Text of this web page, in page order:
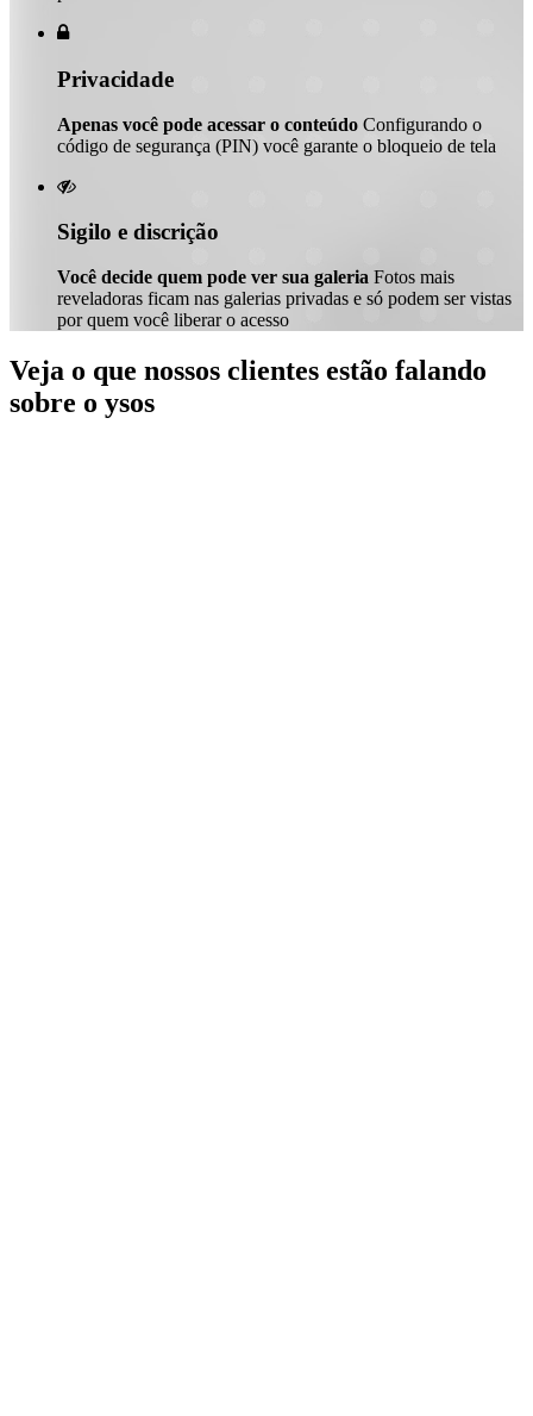

Privacidade
Apenas você pode acessar o conteúdo Configurando o
código de segurança (PIN) você garante o bloqueio de tela

Sigilo e discrição
Você decide quem pode ver sua galeria Fotos mais
reveladoras ficam nas galerias privadas e só podem ser vistas
por quem você liberar o acesso
Veja o que nossos clientes estão falando
sobre o ysos